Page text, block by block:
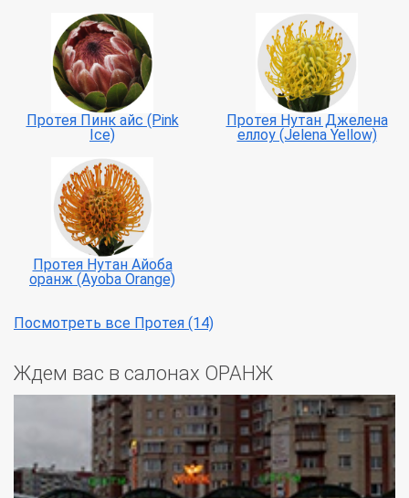
Протея Пинк айс (Pink
Ice)
Протея Нутан Джелена
еллоу (Jelena Yellow)
Протея Нутан Айоба
оранж (Ayoba Orange)
Посмотреть все Протея (14)
Ждем вас в салонах ОРАНЖ